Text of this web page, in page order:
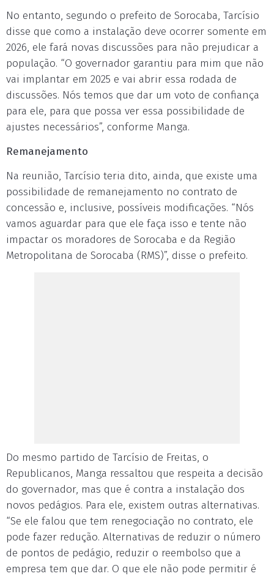
No entanto, segundo o prefeito de Sorocaba, Tarcísio
disse que como a instalação deve ocorrer somente em
2026, ele fará novas discussões para não prejudicar a
população. “O governador garantiu para mim que não
vai implantar em 2025 e vai abrir essa rodada de
discussões. Nós temos que dar um voto de confiança
para ele, para que possa ver essa possibilidade de
ajustes necessários”, conforme Manga.
Remanejamento
Na reunião, Tarcísio teria dito, ainda, que existe uma
possibilidade de remanejamento no contrato de
concessão e, inclusive, possíveis modificações. “Nós
vamos aguardar para que ele faça isso e tente não
impactar os moradores de Sorocaba e da Região
Metropolitana de Sorocaba (RMS)”, disse o prefeito.
Do mesmo partido de Tarcísio de Freitas, o
Republicanos, Manga ressaltou que respeita a decisão
do governador, mas que é contra a instalação dos
novos pedágios. Para ele, existem outras alternativas.
“Se ele falou que tem renegociação no contrato, ele
pode fazer redução. Alternativas de reduzir o número
de pontos de pedágio, reduzir o reembolso que a
empresa tem que dar. O que ele não pode permitir é